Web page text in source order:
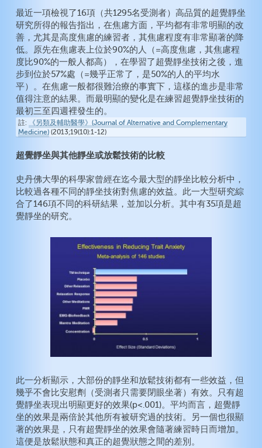
最近一項檢視了16項（共1295名受測者）高品質的超覺靜坐
研究所得的報告指出，在焦慮方面，平均都有非常明顯的改
善，尤其是高度焦慮的練習者，其焦慮程度有非常顯著的降
低。原先在焦慮表上位於90%的人（=高度焦慮，其焦慮程
度比90%的一般人都高），在學習了超覺靜坐技術之後，進
步到位於57%處（=幾乎正常了，是50%的人的平均水
平）。在焦慮一般都很難治療的事實下，這樣的進步是非常
值得注意的結果。而最明顯的變化是在練習超覺靜坐技術的
最初三至四週裡發生的。
註
《另類及輔助醫學》(Journal of Alternative and Complementary
Medicine) (2013;19(10):1-12)
超覺靜坐與其他靜坐或放鬆技術的比較
史丹佛大學的科學家曾經在迄今最大型的靜坐比較分析中，
比較過各種不同的靜坐技術對焦慮的效益。此一大型研究綜
合了146項不同的科研結果，並加以分析。其中有35項是超
覺靜坐的研究。
此一分析顯示，大部份的靜坐和放鬆技術都有一些效益，但
幾乎不會比安慰劑（受測者只需要閉眼坐著）有效。只有超
覺靜坐表現出明顯更好的效果(p<.001)。平均而言，超覺靜
坐的效果是兩倍於其他所有被研究過的技術。另一個也很顯
著的效果是，只有超覺靜坐的效果會隨著練習時日而增加。
這便是放鬆狀態和真正的超覺狀態之間的差別。